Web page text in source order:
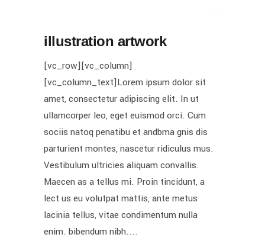
illustration artwork
[vc_row][vc_column]
[vc_column_text]Lorem ipsum dolor sit
amet, consectetur adipiscing elit. In ut
ullamcorper leo, eget euismod orci. Cum
sociis natoq penatibu et andbma gnis dis
parturient montes, nascetur ridiculus mus.
Vestibulum ultricies aliquam convallis.
Maecen as a tellus mi. Proin tincidunt, a
lect us eu volutpat mattis, ante metus
lacinia tellus, vitae condimentum nulla
enim. bibendum nibh....